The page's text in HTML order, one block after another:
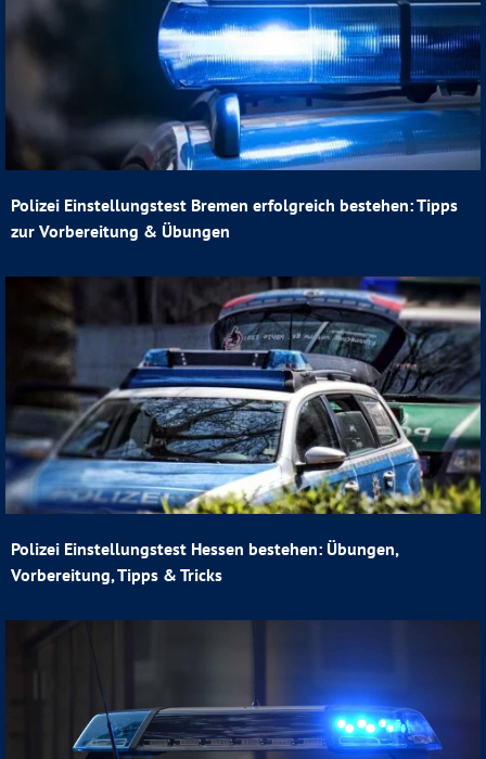
Polizei Einstellungstest Bremen erfolgreich bestehen: Tipps
zur Vorbereitung & Übungen
Polizei Einstellungstest Hessen bestehen: Übungen,
Vorbereitung, Tipps & Tricks